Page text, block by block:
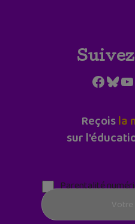
Reçoisla
sur
Parentalité